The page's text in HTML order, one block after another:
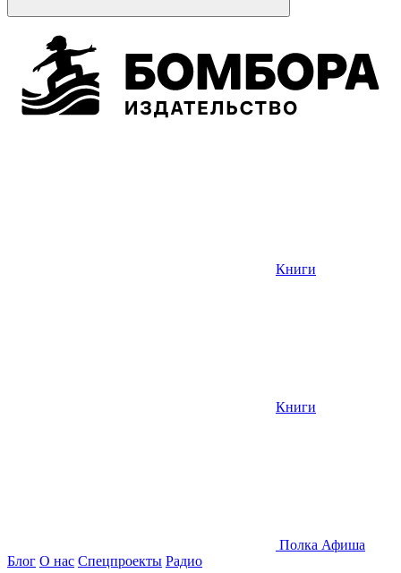
Книги
Книги
Полка Афиша
Блог О нас Спецпроекты Радио